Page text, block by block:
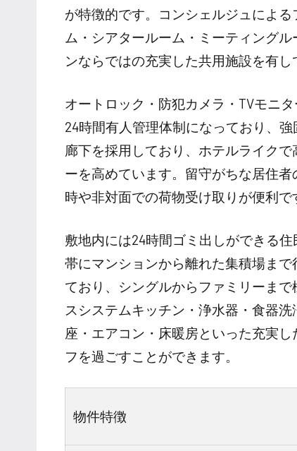
が特徴的です。コンシェルジュによ
ム・シアタールーム・ミーティング
ンならではの充実した共用施設を有し
オートロック・防犯カメラ・TVモニ
24時間有人管理体制になっており、
廊下を採用しており、ホテルライク
ーを高めています。留守がちな居住
時や非対面での荷物受け取りが便利で
敷地内には24時間ゴミ出しができる
帯にマンションから離れた集積場まで
ており、シングルからファミリーま
スシステムキッチン・浄水器・食器
座・エアコン・床暖房といった充実
フを過ごすことができます。
物件特徴